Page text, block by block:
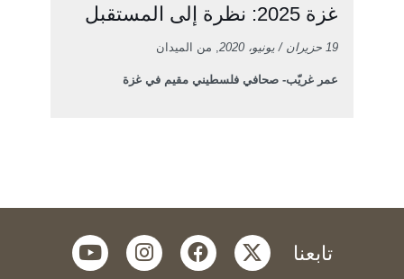
غزة 2025: نظرة إلى المستقبل
19 حزيران / يونيو، 2020 , من الميدان
عمر غريّب- صحافي فلسطيني مقيم في غزة
تابعنا twitter
facebook
instagram
youtube